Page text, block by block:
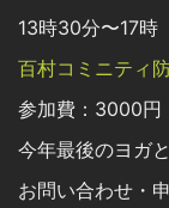
13時30分〜17時
百村コミニティ
参加費：3000円
今年最後のヨガ
お問い合わせ・